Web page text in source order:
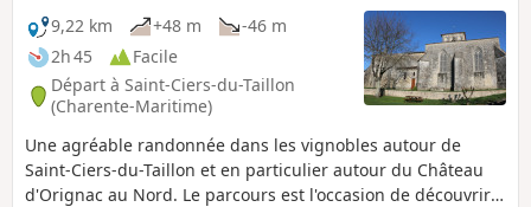
9,22 km
+48 m
-46 m
2h 45
Facile
Départ à Saint-Ciers-du-Taillon
(Charente-Maritime)
Une agréable randonnée dans les vignobles autour de
Saint-Ciers-du-Taillon et en particulier autour du Château
d'Orignac au Nord. Le parcours est l'occasion de découvrir